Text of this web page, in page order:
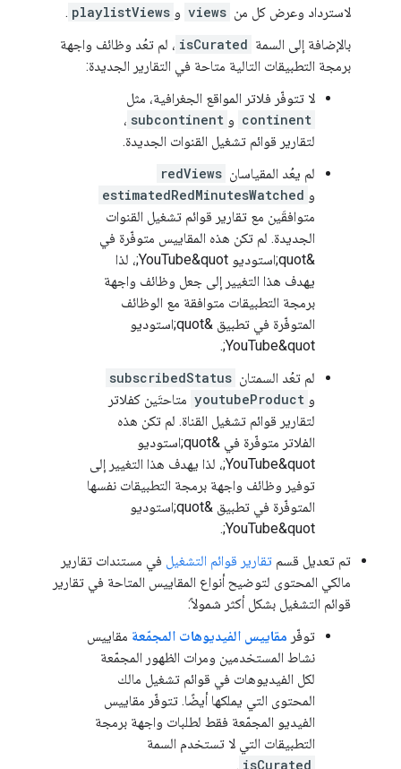
لاسترداد وعرض كل من views و playlistViews
.
بالإضافة إلى السمة isCurated ، لم تعُد وظائف واجهة
برمجة التطبيقات التالية متاحة في التقارير الجديدة:
لا تتوفّر فلاتر المواقع الجغرافية، مثل
continent و subcontinent ،
لتقارير قوائم تشغيل القنوات الجديدة.
لم يعُد المقياسان redViews
و estimatedRedMinutesWatched
متوافقَين مع تقارير قوائم تشغيل القنوات
الجديدة. لم تكن هذه المقاييس متوفّرة في
&quot;استوديو YouTube&quot;، لذا
يهدف هذا التغيير إلى جعل وظائف واجهة
برمجة التطبيقات متوافقة مع الوظائف
المتوفّرة في تطبيق &quot;استوديو
YouTube&quot;.
لم تعُد السمتان subscribedStatus
و youtubeProduct متاحتَين كفلاتر
لتقارير قوائم تشغيل القناة. لم تكن هذه
الفلاتر متوفّرة في &quot;استوديو
YouTube&quot;، لذا يهدف هذا التغيير إلى
توفير وظائف واجهة برمجة التطبيقات نفسها
المتوفّرة في تطبيق &quot;استوديو
YouTube&quot;.
تم تعديل قسم تقارير قوائم التشغيل في مستندات تقارير
مالكي المحتوى لتوضيح أنواع المقاييس المتاحة في تقارير
قوائم التشغيل بشكل أكثر شمولاً:
توفّر مقاييس الفيديوهات المجمّعة مقاييس
نشاط المستخدمين ومرات الظهور المجمّعة
لكل الفيديوهات في قوائم تشغيل مالك
المحتوى التي يملكها أيضًا. تتوفّر مقاييس
الفيديو المجمّعة فقط لطلبات واجهة برمجة
التطبيقات التي لا تستخدم السمة
isCurated
.